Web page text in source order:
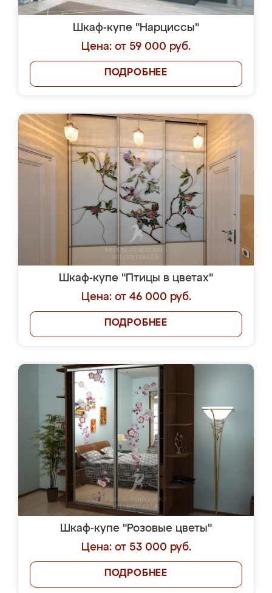
Шкаф-купе "Нарциссы"
Цена: от 59 000 руб.
ПОДРОБНЕЕ
Шкаф-купе "Птицы в цветах"
Цена: от 46 000 руб.
ПОДРОБНЕЕ
Шкаф-купе "Розовые цветы"
Цена: от 53 000 руб.
ПОДРОБНЕЕ